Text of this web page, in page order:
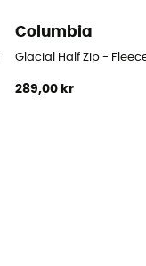
Columbia
Glacial Half Zip -
289,00 kr